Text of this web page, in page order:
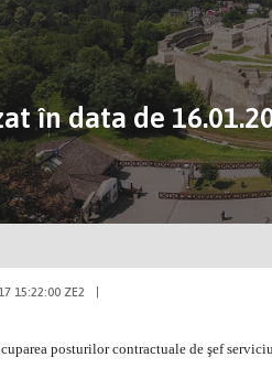
în data de
15:22:00 ZE2
posturilor contractuale de şef